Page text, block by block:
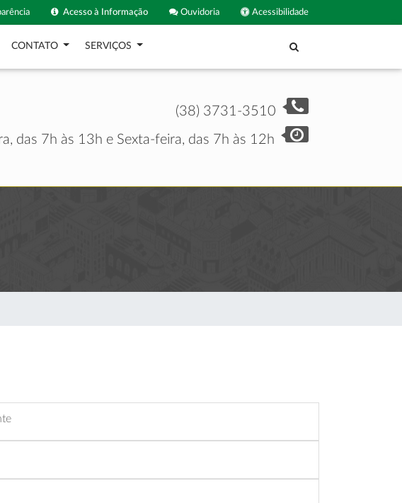
Acessibilidade
Ouvidoria
Acesso à Informação
CONTATO SERVIÇOS
(38) 3731-3510
das 7h às 13h e Sexta-feira, das 7h às 12h